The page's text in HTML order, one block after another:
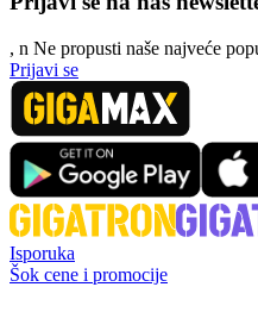
, n Ne propusti naše najveće
Prijavi se
Isporuka
Šok cene i promocije